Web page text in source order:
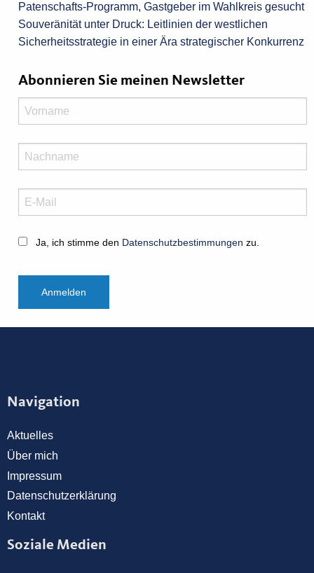
Patenschafts-Programm, Gastgeber im Wahlkreis gesucht
Souveränität unter Druck: Leitlinien der westlichen
Sicherheitsstrategie in einer Ära strategischer Konkurrenz
Abonnieren Sie meinen Newsletter
Ja, ich stimme den Datenschutzbestimmungen zu.
Anmelden
Navigation
Aktuelles
Über mich
Impressum
Datenschutzerklärung
Kontakt
Soziale Medien